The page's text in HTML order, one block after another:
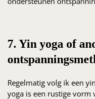
7. Yin yoga of
Regelmatig volg ik een
yoga is een rustige vorm